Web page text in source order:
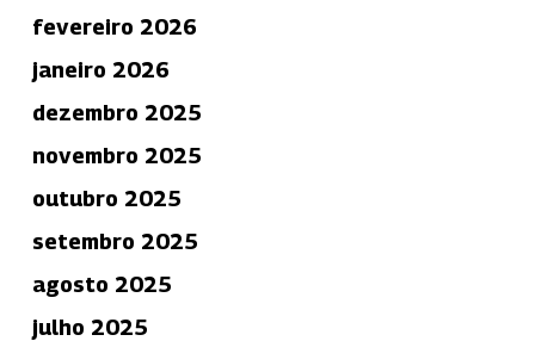
fevereiro 2026
janeiro 2026
dezembro 2025
novembro 2025
outubro 2025
setembro 2025
agosto 2025
julho 2025